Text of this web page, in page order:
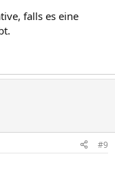
falls es eine
#9